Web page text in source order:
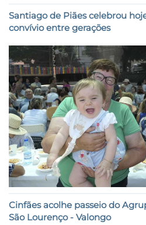
Santiago de Piães celebrou
convívio entre gerações
Cinfães acolhe passeio do
São Lourenço - Valongo